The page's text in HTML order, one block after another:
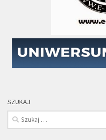
SZUKAJ
Szukaj: